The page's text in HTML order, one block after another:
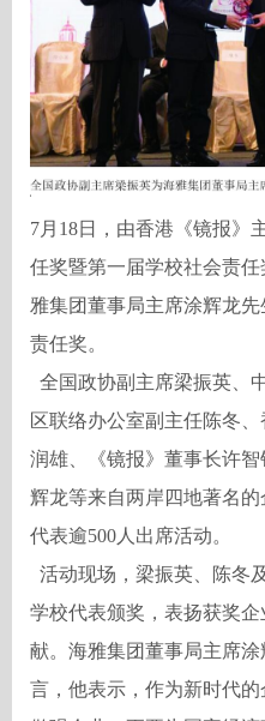
7月18日，由香港《镜报》
任奖暨第一届学校社会责
雅集团董事局主席涂辉龙
责任奖。
全国政协副主席梁振英、
区联络办公室副主任陈冬
润雄、《镜报》董事长许
辉龙等来自两岸四地著名
代表逾500人出席活动。
活动现场，梁振英、陈冬
学校代表颁奖，表扬获奖
献。海雅集团董事局主席
言，他表示，作为新时代的